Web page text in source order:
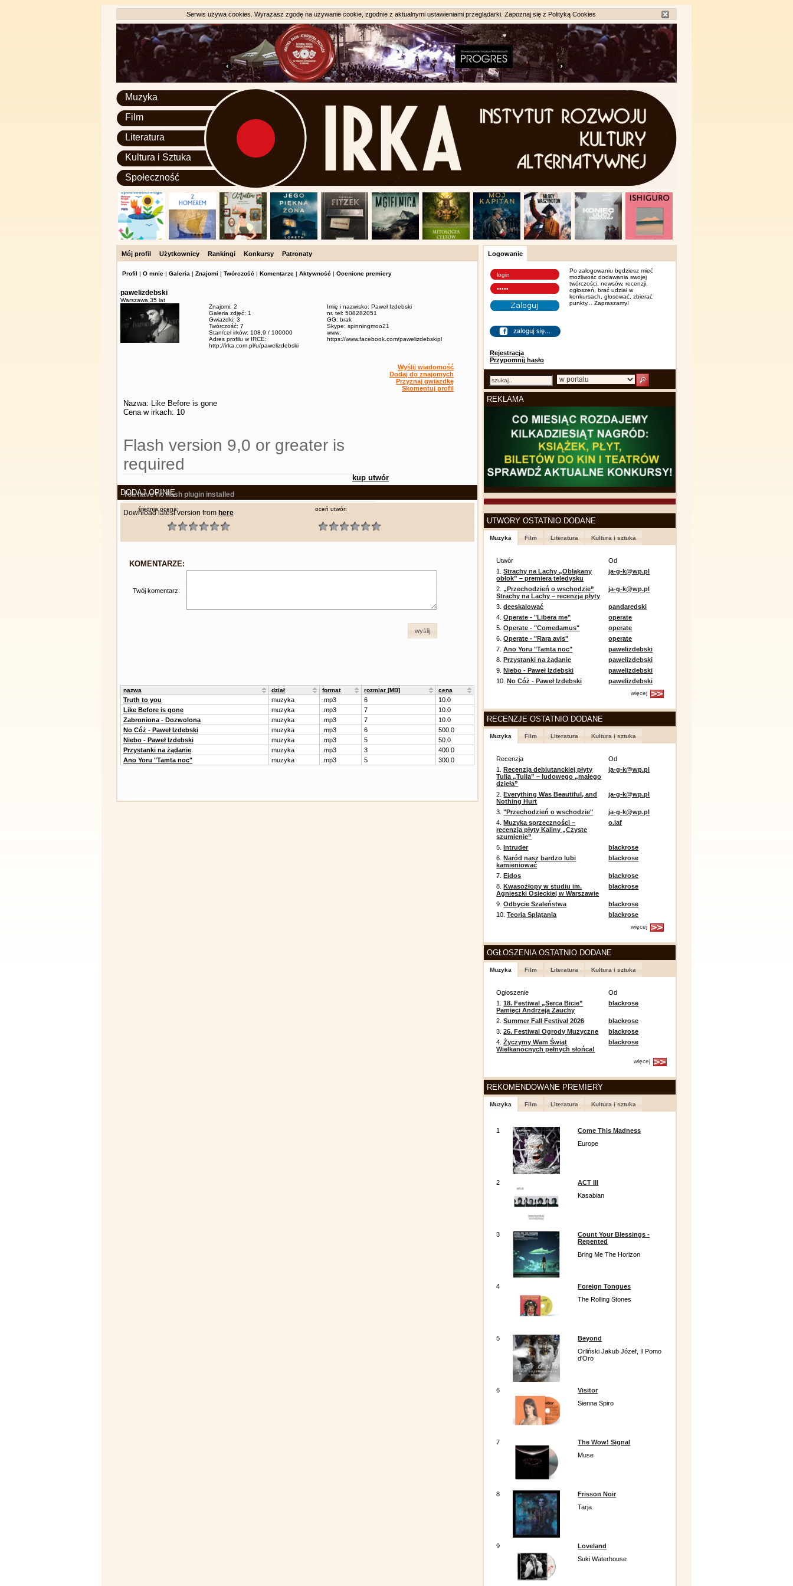
Serwis używa cookies. Wyrażasz zgodę na używanie cookie, zgodnie z aktualnymi ustawieniami przeglądarki. Zapoznaj się z Polityką Cookies
Muzyka
Film
Literatura
Kultura i Sztuka
Społeczność
Mój profil Użytkownicy Rankingi Konkursy Patronaty
Profil | O mnie | Galeria | Znajomi | Twórczość | Komentarze | Aktywność | Ocenione premiery
pawelizdebski
Warszawa, 35 lat
Znajomi: 2
Galeria zdjęć: 1
Gwiazdki: 3
Twórczość: 7
Stan/cel irków: 108,9 / 100000
Adres profilu w IRCE:
http://irka.com.pl/u/pawelizdebski
Imię i nazwisko: Paweł Izdebski
nr. tel: 508282051
GG: brak
Skype: spinningmoo21
www:
https://www.facebook.com/pawelizdebskipl
Wyślij wiadomość
Dodaj do znajomych
Przyznaj gwiazdkę
Skomentuj profil
Nazwa: Like Before is gone
Cena w irkach: 10
Flash version 9,0 or greater is
required
You have no flash plugin installed
Download latest version from here
kup utwór
DODAJ OPINIĘ
średnia ocena: oceń utwór:
KOMENTARZE:
Twój komentarz:
wyślij
nazwa dział format rozmiar [MB] cena
Truth to you muzyka .mp3 6
10.0
Like Before is gone
muzyka .mp3 7
10.0
Zabroniona - Dozwolona
muzyka .mp3 7
10.0
No Cóż - Paweł Izdebski
muzyka .mp3 6
500.0
Niebo - Paweł Izdebski
muzyka .mp3 5
50.0
Przystanki na żądanie
muzyka .mp3 3
400.0
Ano Yoru "Tamta noc"
muzyka .mp3 5 300.0
Logowanie
Rejestracja
Przypomnij hasło
Po zalogowaniu będziesz mieć
możliwośc dodawania swojej
twórczości, newsów, recenzji,
ogłoszeń, brać udział w
konkursach, głosować, zbierać
punkty... Zapraszamy!
REKLAMA
UTWORY OSTATNIO DODANE
Muzyka Film Literatura Kultura i sztuka
Utwór
Od
1.Strachy na Lachy „Obłąkany
obłok” – premiera teledysku
ja-g-k@wp.pl
2.„Przechodzień o wschodzie”
Strachy na Lachy – recenzja płyty
ja-g-k@wp.pl
3.deeskalować
pandaredski
4.Operate - "Libera me"
operate
5.Operate - "Comedamus"
operate
6.Operate - "Rara avis"
operate
7.Ano Yoru "Tamta noc"
pawelizdebski
8.Przystanki na żądanie
pawelizdebski
9.Niebo - Paweł Izdebski
pawelizdebski
10.No Cóż - Paweł Izdebski pawelizdebski
więcej
RECENZJE OSTATNIO DODANE
Muzyka Film Literatura Kultura i sztuka
Recenzja
Od
1.Recenzja debiutanckiej płyty
Tulia „Tulia” – ludowego „małego
dzieła”
ja-g-k@wp.pl
2.Everything Was Beautiful, and
Nothing Hurt
ja-g-k@wp.pl
3."Przechodzień o wschodzie"
ja-g-k@wp.pl
4.Muzyka sprzeczności –
recenzja płyty Kaliny „Czyste
szumienie”
o.laf
5.Intruder
blackrose
6.Naród nasz bardzo lubi
kamieniować
blackrose
7.Eidos
blackrose
8.Kwasożłopy w studiu im.
Agnieszki Osieckiej w Warszawie
blackrose
9.Odbycie Szaleństwa
blackrose
10.Teoria Splątania blackrose
więcej
OGŁOSZENIA OSTATNIO DODANE
Muzyka Film Literatura Kultura i sztuka
Ogłoszenie
Od
1.18. Festiwal „Serca Bicie”
Pamięci Andrzeja Zauchy
blackrose
2.Summer Fall Festival 2026
blackrose
3.26. Festiwal Ogrody Muzyczne
blackrose
4.Życzymy Wam Świąt
Wielkanocnych pełnych słońca!
blackrose
więcej
REKOMENDOWANE PREMIERY
Muzyka Film Literatura Kultura i sztuka
1
Come This Madness
Europe
2
ACT III
Kasabian
3
Count Your Blessings -
Repented
Bring Me The Horizon
4
Foreign Tongues
The Rolling Stones
5
Beyond
Orliński Jakub Józef, Il Pomo
d'Oro
6
Visitor
Sienna Spiro
7
The Wow! Signal
Muse
8
Frisson Noir
Tarja
9
Loveland
Suki Waterhouse